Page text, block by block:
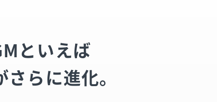
といえば
さらに進化。